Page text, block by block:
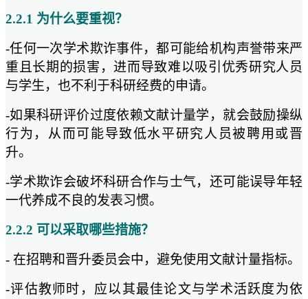
2.2.1 为什么要重视？
-任何一次学术欺诈事件，都可能给机构声誉带来严
重且长期的损害，进而导致难以吸引优秀研究人员
与学生，也不利于科研经费的申请。
-如果科研评价过度依赖文献计量学，就会鼓励操纵
行为，从而可能导致低水平研究人员被聘用或晋
升。
-学术欺诈会破坏科研合作与士气，还可能误导年轻
一代养成不良的发表习惯。
2.2.2 可以采取哪些措施？
- 在招聘和晋升委员会中，避免使用文献计量指标。
-评估教师时，应以其最佳论文与学术活跃度为依